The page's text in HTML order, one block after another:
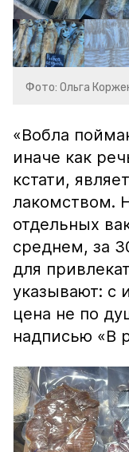
Фото: Ольга
«Вобла
иначе как
кстати,
лакомством.
отдельных
среднем, за
для
указывают: с
цена не по
надписью «В